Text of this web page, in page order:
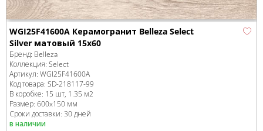
WGI25F41600A Керамогранит Belleza Select
Silver матовый 15x60
Бренд: Belleza
Коллекция: Select
Артикул: WGI25F41600A
Код товара: SD-218117-99
В коробке: 15 шт, 1.35 м2
Размер: 600x150 мм
Сроки доставки: 30 дней
в наличии